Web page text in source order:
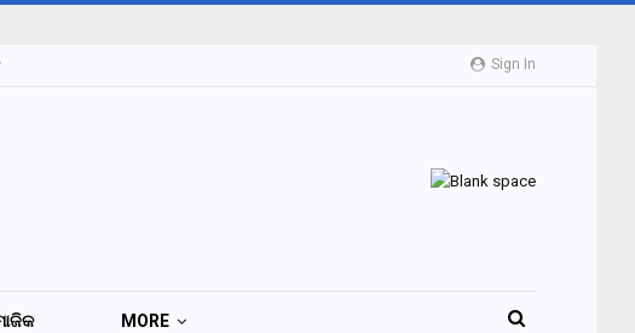
Sign In
MORE